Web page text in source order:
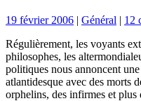
19 février 2006 | Général | 12
Régulièrement, les voyants
philosophes, les
politiques nous annoncent
atlantidesque avec des morts
orphelins, des infirmes et